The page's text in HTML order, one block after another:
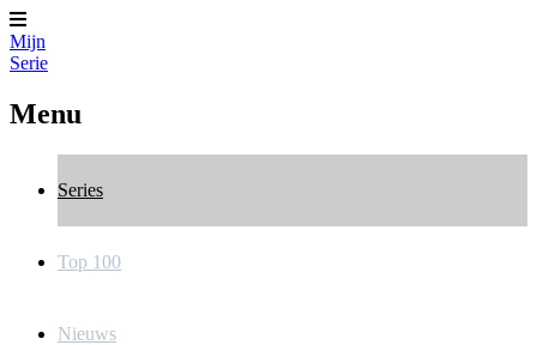
Mijn
Serie
Menu
Series
Top 100
Nieuws